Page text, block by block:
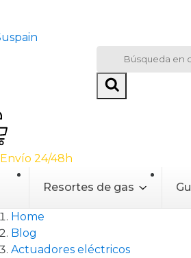
Envío 24/48h
Resortes de gas
Home
Blog
Actuadores eléctricos